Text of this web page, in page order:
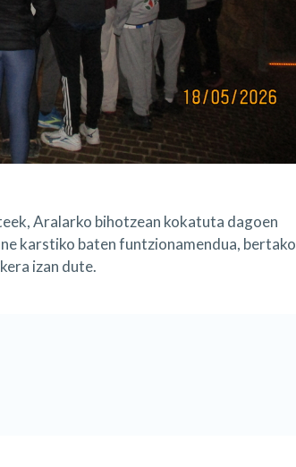
Aralarko bihotzean kokatuta dagoen
karstiko baten funtzionamendua, bertako
izan dute.